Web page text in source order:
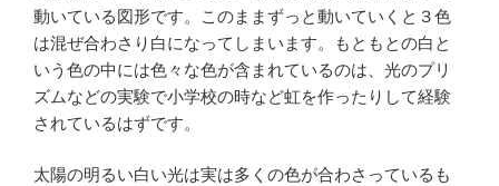
動いている図形です。このままずっと動いていくと３色
は混ぜ合わさり白になってしまいます。もともとの白と
いう色の中には色々な色が含まれているのは、光のプリ
ズムなどの実験で小学校の時など虹を作ったりして経験
されているはずです。
太陽の明るい白い光は実は多くの色が合わさっているも